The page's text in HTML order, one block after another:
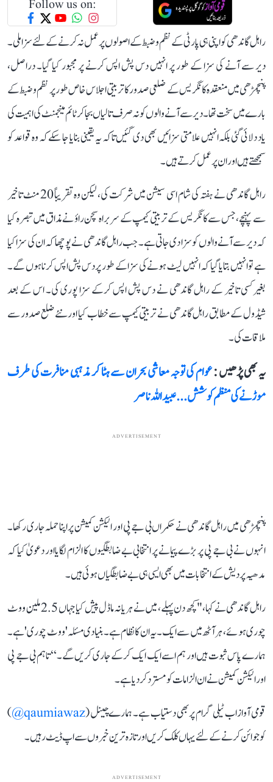
Follow us on:
راہل گاندھی کو اپنی ہی پارٹی کے نظم و ضبط کے اصولوں پر عمل نہ کرنے کے لئے سزا ملی ۔
دیر سے آنے کی سزا کے طور پر انہیں دس پش اپس کرنے پر مجبور کیا گیا۔ دراصل،
پنچمڑھی میں منعقدہ کانگریس کے ضلعی صدور کا تربیتی اجلاس خاص طور پر نظم و ضبط کے
بارے میں سخت تھا۔ دیر سے آنے والوں کو نہ صرف تالیاں بجا کر ٹائم مینجمنٹ کی اہمیت کی
یاد دلائی گئی بلکہ انہیں علامتی سزائیں بھی دی گئیں تاکہ یہ یقینی بنایا جا سکے کہ وہ قواعد کو
سمجھتے ہیں اور ان پر عمل کرتے ہیں۔
راہل گاندھی نے ہفتہ کی شام اسی سیشن میں شرکت کی، لیکن وہ تقریباً 20 منٹ تاخیر
سے پہنچے، جس سے کانگریس کے تربیتی کیمپ کے سربراہ سچن راؤ نے مذاق میں تبصرہ کیا
کہ دیر سے آنے والوں کو سزا دی جاتی ہے۔ جب راہل گاندھی نے پوچھا کہ ان کی سزا کیا
ہے تو انہیں بتایا گیا کہ انہیں لیٹ ہونے کی سزا کے طور پر دس پش اپس کرنا ہوں گے۔
بغیر کسی تاخیر کے راہل گاندھی نے دس پش اپس کرکے سزا پوری کی۔ اس کے بعد
شیڈول کے مطابق راہل گاندھی نے تربیتی کیمپ سے خطاب کیا اور نئے ضلع صدور سے
ملاقات کی۔
یہ بھی پڑھیں :عوام کی توجہ معاشی بحران سے ہٹا کر مذہبی منافرت کی طرف
موڑنے کی منظم کوشش...عبیداللہ ناصر
ADVERTISEMENT
پنچمڑھی میں راہل گاندھی نے حکمراں بی جے پی اور الیکشن کمیشن پر اپنا حملہ جاری رکھا۔
انہوں نے بی جے پی پر بڑے پیمانے پر انتخابی بے ضابطگیوں کا الزام لگایا اور دعویٰ کیا کہ
مدھیہ پردیش کے انتخابات میں بھی ایسی ہی بے ضابطگیاں ہوئی ہیں۔
راہل گاندھی نے کہا، "کچھ دن پہلے، میں نے ہریانہ ماڈل پیش کیا جہاں 2.5 ملین ووٹ
چوری ہوئے، ہر آٹھ میں سے ایک۔ یہ ان کا نظام ہے۔ بنیادی مسئلہ 'ووٹ چوری' ہے۔
ہمارے پاس ثبوت ہیں اور ہم اسے ایک ایک کرکے جاری کریں گے۔‘‘ تاہم بی جے پی
اور الیکشن کمیشن نے ان الزامات کو مسترد کر دیا ہے۔
قومی آواز اب ٹیلی گرام پر بھی دستیاب ہے۔ ہمارے چینل (qaumiawaz@
)
کو جوائن کرنے کے لئے یہاں کلک کریں اور تازہ ترین خبروں سے اپ ڈیٹ رہیں۔
ADVERTISEMENT